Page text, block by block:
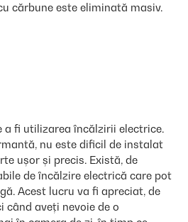
cărbune este eliminată masiv.
a fi utilizarea încălzirii electrice.
nu este dificil de instalat
ușor și precis. Există, de
de încălzire electrică care pot
Acest lucru va fi apreciat, de
când aveți nevoie de o